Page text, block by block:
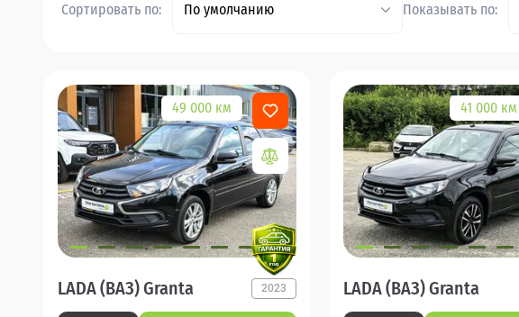
Сортировать по: По умолчанию Показывать по:
49 000 км
LADA (ВАЗ) Granta 2023
41 000 км
LADA (ВАЗ) Granta